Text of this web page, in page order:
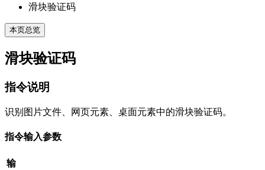
滑块验证码
本页总览
滑块验证码
指令说明
识别图片文件、网页元素、桌面元素中的滑块验证码。
指令输入参数
输